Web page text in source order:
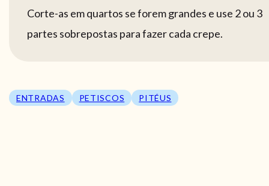
Corte-as em quartos se forem grandes e use 2 ou 3
partes sobrepostas para fazer cada crepe.
ENTRADAS PETISCOS PITÉUS